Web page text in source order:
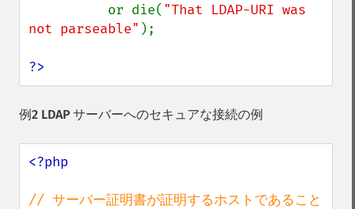
          or die(
"That LDAP-URI was
not parseable" );
?>
例2 LDAP サーバーへのセキュアな接続の例
<?php
// サーバー証明書が証明するホストであること